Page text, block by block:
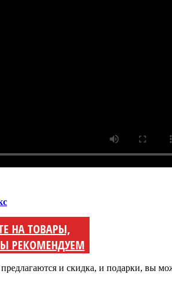
НА ТОВАРЫ,
РЕКОМЕНДУЕМ
и скидка, и подарки, вы